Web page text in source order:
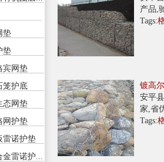
垫
垫
宾网垫
笼护底
态网垫
网护垫
雷诺护垫
金雷诺护...
产品,
Tags:
镀高
安平
家,省
Tags: